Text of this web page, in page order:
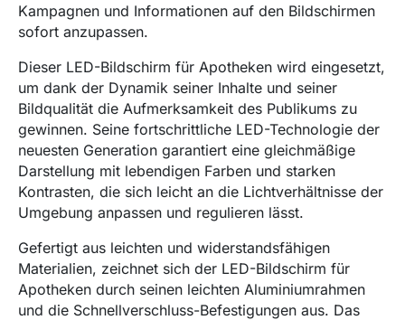
Kampagnen und Informationen auf den Bildschirmen
sofort anzupassen.
Dieser LED-Bildschirm für Apotheken wird eingesetzt,
um dank der Dynamik seiner Inhalte und seiner
Bildqualität die Aufmerksamkeit des Publikums zu
gewinnen. Seine fortschrittliche LED-Technologie der
neuesten Generation garantiert eine gleichmäßige
Darstellung mit lebendigen Farben und starken
Kontrasten, die sich leicht an die Lichtverhältnisse der
Umgebung anpassen und regulieren lässt.
Gefertigt aus leichten und widerstandsfähigen
Materialien, zeichnet sich der LED-Bildschirm für
Apotheken durch seinen leichten Aluminiumrahmen
und die Schnellverschluss-Befestigungen aus. Das